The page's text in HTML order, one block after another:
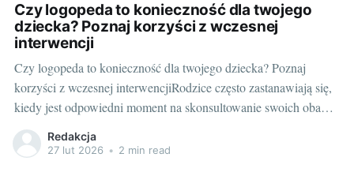
Czy logopeda to konieczność dla twojego
dziecka? Poznaj korzyści z wczesnej
interwencji
Czy logopeda to konieczność dla twojego dziecka? Poznaj
korzyści z wczesnej interwencjiRodzice często zastanawiają się,
kiedy jest odpowiedni moment na skonsultowanie swoich obaw
dotyczących mowy dziecka z logopedą. Wszak nie każde
wystąpienie problemów z mową oznacza, iż będzie konieczna
Redakcja
27 lut 2026 • 2 min read